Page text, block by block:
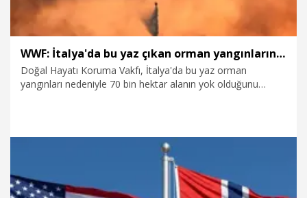
WWF: İtalya'da bu yaz çıkan orman yangınlarında 70 bin hektar alan kül oldu
Doğal Hayatı Koruma Vakfı, İtalya'da bu yaz orman
yangınları nedeniyle 70 bin hektar alanın yok olduğunu
6.08.2026 Dünya